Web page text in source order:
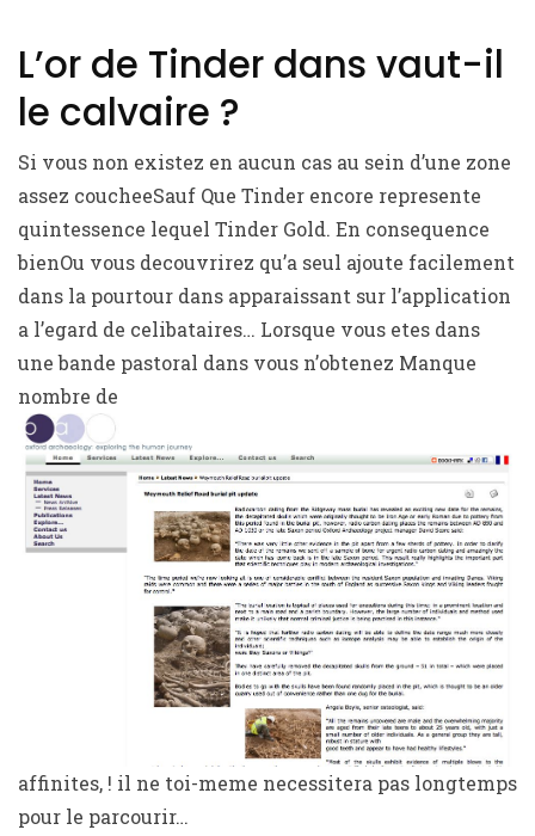
L’or de Tinder dans vaut-il
le calvaire ?
Si vous non existez en aucun cas au sein d’une zone
assez coucheeSauf Que Tinder encore represente
quintessence lequel Tinder Gold. En consequence
bienOu vous decouvrirez qu’a seul ajoute facilement
dans la pourtour dans apparaissant sur l’application
a l’egard de celibataires… Lorsque vous etes dans
une bande pastoral dans vous n’obtenez Manque
nombre de
affinites, ! il ne toi-meme necessitera pas longtemps
pour le parcourir…